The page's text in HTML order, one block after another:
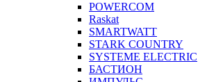
POWERCOM
Raskat
SMARTWATT
STARK COUNTRY
SYSTEME ELECTRIC
БАСТИОН